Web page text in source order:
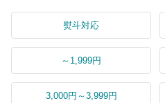
熨斗対応
～1,999円
3,000円～3,999円